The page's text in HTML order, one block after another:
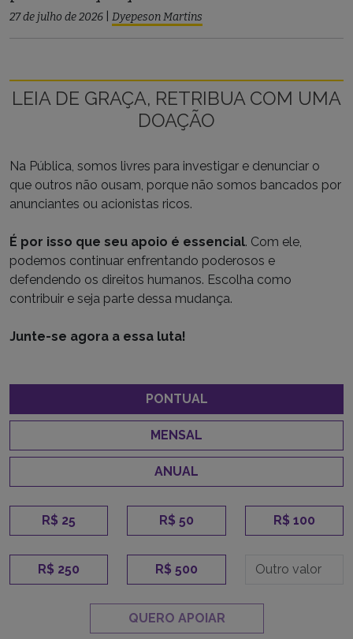
27 de julho de 2026 Dyepeson Martins
LEIA DE GRAÇA, RETRIBUA COM UMA
DOAÇÃO
Na Pública, somos livres para investigar e denunciar o
que outros não ousam, porque não somos bancados por
anunciantes ou acionistas ricos.
É por isso que seu apoio é essencial. Com ele,
podemos continuar enfrentando poderosos e
defendendo os direitos humanos. Escolha como
contribuir e seja parte dessa mudança.
Junte-se agora a essa luta!
PONTUAL
MENSAL
ANUAL
R$ 25 R$ 50 R$ 100
R$ 250 R$ 500
QUERO APOIAR